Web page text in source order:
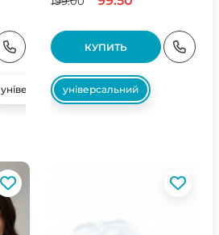
універсальний
КУПИТЬ
універсальний